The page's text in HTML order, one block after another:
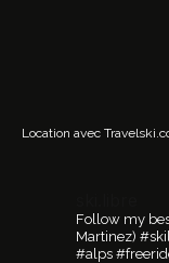
Location avec
Follow my
Martinez)
#alps